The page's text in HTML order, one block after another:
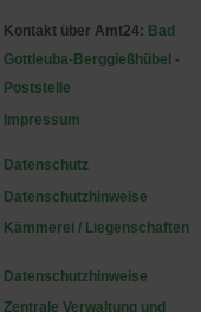
Kontakt über Amt24: Bad
Gottleuba-Berggießhübel -
Poststelle
Impressum
Datenschutz
Datenschutzhinweise
Kämmerei / Liegenschaften
Datenschutzhinweise
Zentrale Verwaltung und